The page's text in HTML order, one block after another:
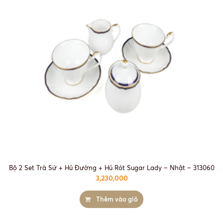
Bộ 2 Set Trà Sứ + Hủ Đường + Hủ Rót Sugar Lady – Nhật – 313060
3,230,000
Thêm vào giỏ